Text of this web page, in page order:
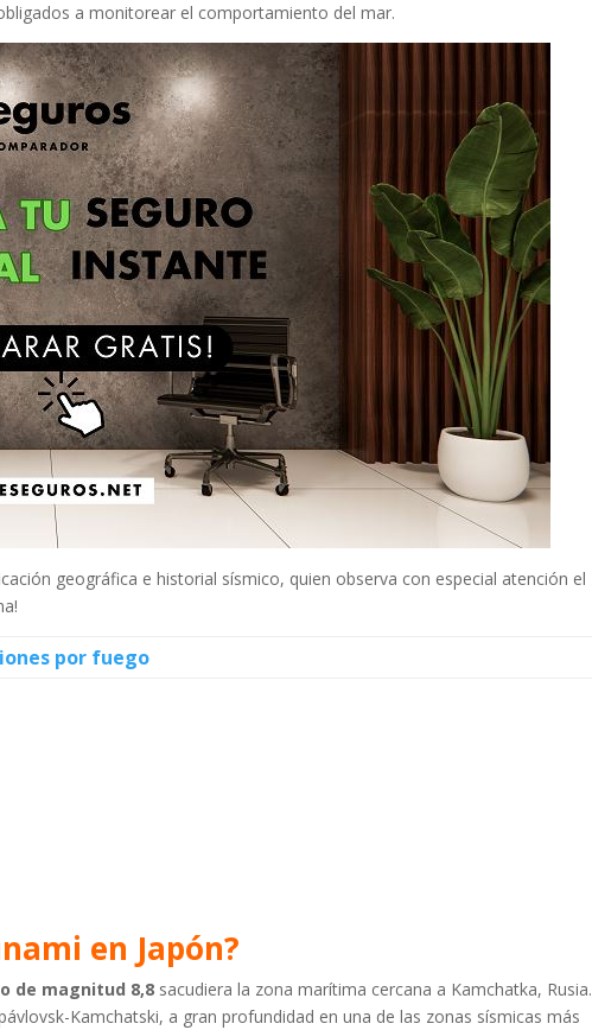
a monitorear el comportamiento del mar.
geográfica e historial sísmico, quien observa con especial atención el
por fuego
en Japón?
de magnitud 8,8sacudiera la zona marítima cercana a Kamchatka, Rusia.
Kamchatski, a gran profundidad en una de las zonas sísmicas más